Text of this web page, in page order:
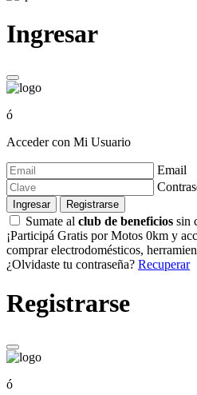
Ingresar
ó
Acceder con Mi Usuario
Email
Ingresar Registrarse
Sumate al club de beneficios sin
¡Participá Gratis por Motos 0km y
comprar electrodomésticos,
¿Olvidaste tu contraseña? Recuperar
Registrarse
ó